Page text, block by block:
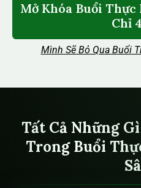
Mở Khóa Buổi
Chỉ
Mình Sẽ Bỏ Qua Buổi
Tất Cả Những
Trong Buổi